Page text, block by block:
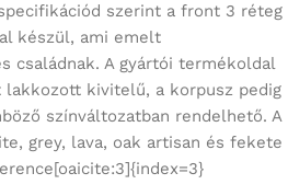
szerint a front 3 réteg
készül, ami emelt
családnak. A gyártói termékoldal
kivitelű, a korpusz pedig
színváltozatban rendelhető. A
grey, lava, oak artisan és fekete